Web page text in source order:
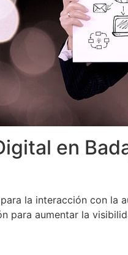
en
la interacción con
aumentar la